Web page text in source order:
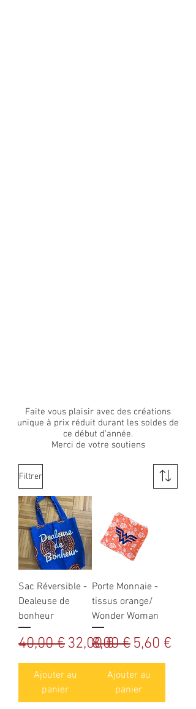
Faite vous plaisir avec des créations
unique à prix réduit durant les soldes de
ce début d'année.
Merci de votre soutiens
Filtrer
Sac Réversible -
Dealeuse de
bonheur
Prix original
40,00 € Prix promotionnel
32,00 €
Ajouter au
panier
Porte Monnaie -
tissus orange/
Wonder Woman
Prix original
8,00 € Prix
5,60 €
Ajouter au
panier